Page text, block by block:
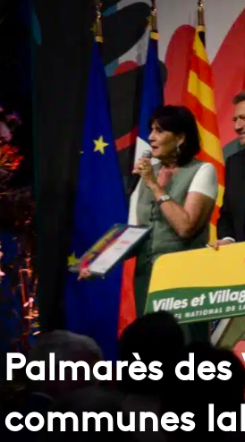
Palmarès
communes